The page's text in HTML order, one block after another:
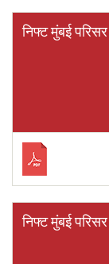
निफ्ट मुंबई
निफ्ट मुंबई